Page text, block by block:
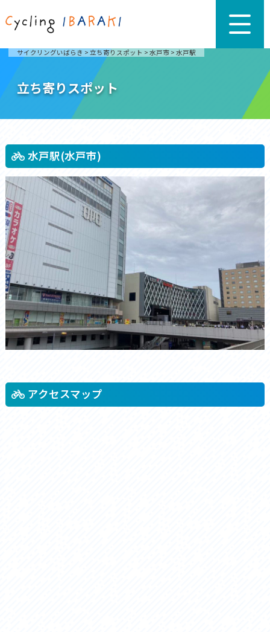
サイクリングいばらき > 立ち寄りスポット > 水戸市 > 水戸駅
立ち寄りスポット
水戸駅(水戸市)
アクセスマップ